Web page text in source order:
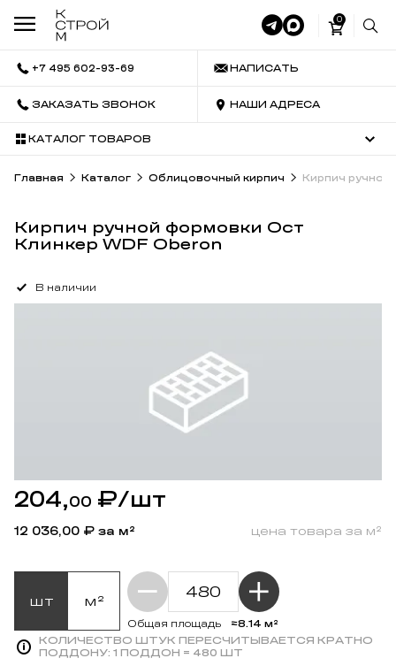
0
+7 495 602-93-69 НАПИСАТЬ
ЗАКАЗАТЬ ЗВОНОК НАШИ АДРЕСА
КАТАЛОГ ТОВАРОВ
Главная Каталог Облицовочный кирпич Кирпич ручной
Кирпич ручной формовки Ост
Клинкер WDF Oberon
В наличии
204,00 ₽/шт
12 036,00 ₽ за м² цена товара за м²
шт м²
Общая площадь
≈8.14 м²
КОЛИЧЕСТВО ШТУК ПЕРЕСЧИТЫВАЕТСЯ КРАТНО
ПОДДОНУ: 1 ПОДДОН = 480 ШТ